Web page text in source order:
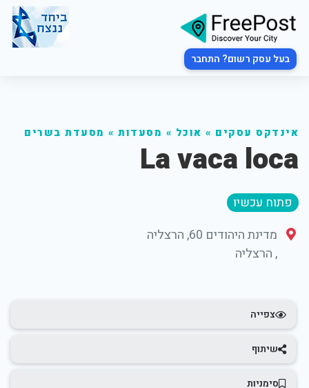
בעל עסק רשום? התחבר
אינדקס עסקים » אוכל » מסעדות » מסעדת בשרים
La vaca loca
פתוח עכשיו
מדינת היהודים 60, הרצליה
,הרצליה
צפייה
שיתוף
סימניות